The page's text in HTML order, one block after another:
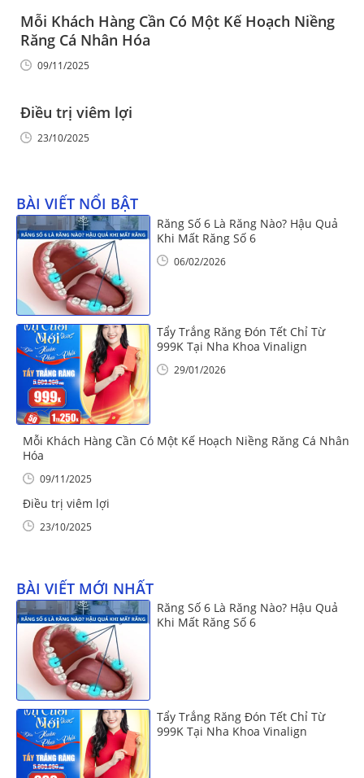
Mỗi Khách Hàng Cần Có Một Kế Hoạch Niềng
Răng Cá Nhân Hóa
09/11/2025
Điều trị viêm lợi
23/10/2025
BÀI VIẾT NỔI BẬT
Răng Số 6 Là Răng Nào? Hậu Quả
Khi Mất Răng Số 6
06/02/2026
Tẩy Trắng Răng Đón Tết Chỉ Từ
999K Tại Nha Khoa Vinalign
29/01/2026
Mỗi Khách Hàng Cần Có Một Kế Hoạch Niềng Răng Cá Nhân
Hóa
09/11/2025
Điều trị viêm lợi
23/10/2025
BÀI VIẾT MỚI NHẤT
Răng Số 6 Là Răng Nào? Hậu Quả
Khi Mất Răng Số 6
Tẩy Trắng Răng Đón Tết Chỉ Từ
999K Tại Nha Khoa Vinalign